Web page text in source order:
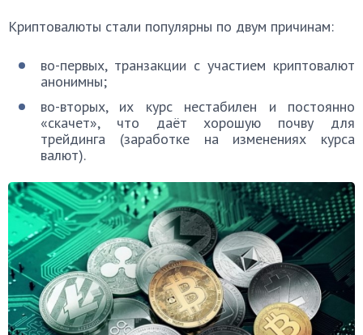
Криптовалюты стали популярны по двум причинам:
во-первых, транзакции с участием криптовалют
анонимны;
во-вторых, их курс нестабилен и постоянно
«скачет», что даёт хорошую почву для
трейдинга (заработке на изменениях курса
валют).